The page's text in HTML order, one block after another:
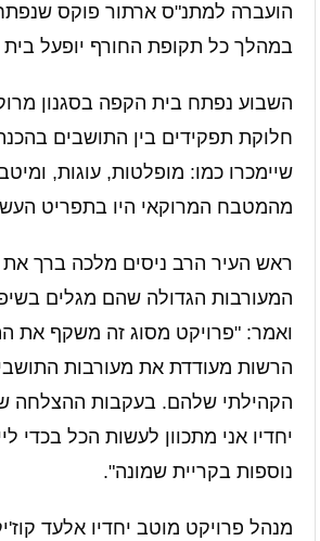
הועברה למתנ"ס ארתור פוקס
במהלך כל תקופת החורף יופעל
השבוע נפתח בית הקפה בסגנון
חלוקת תפקידים בין התושבים
שיימכרו כמו: מופלטות, עוגות,
מהמטבח המרוקאי היו בתפריט
ראש העיר הרב ניסים מלכה ברך
המעורבות הגדולה שהם מגלים
ואמר: "פרויקט מסוג זה משקף את
הרשות מעודדת את מעורבות
הקהילתי שלהם. בעקבות ההצלחה
יחדיו אני מתכוון לעשות הכל בכדי
נוספות בקריית שמונה".
מנהל פרויקט מוטב יחדיו אלעד